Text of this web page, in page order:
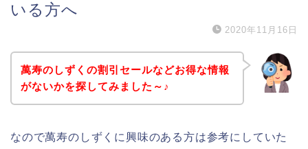
いる方へ
2020年11月16日
萬寿のしずくの割引セールなどお得な情報
がないかを探してみました～♪
なので萬寿のしずくに興味のある方は参考にしていた